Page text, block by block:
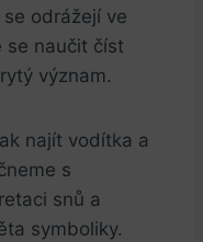
odrážejí ve
se naučit číst
význam.
najít⁣ vodítka a
⁣s
snů a
symboliky.